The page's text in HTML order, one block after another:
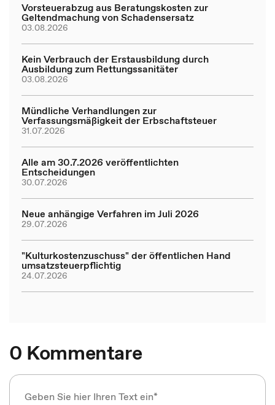
Vorsteuerabzug aus Beratungskosten zur
Geltendmachung von Schadensersatz
03.08.2026
Kein Verbrauch der Erstausbildung durch
Ausbildung zum Rettungssanitäter
03.08.2026
Mündliche Verhandlungen zur
Verfassungsmäßigkeit der Erbschaftsteuer
31.07.2026
Alle am 30.7.2026 veröffentlichten
Entscheidungen
30.07.2026
Neue anhängige Verfahren im Juli 2026
29.07.2026
"Kulturkostenzuschuss" der öffentlichen Hand
umsatzsteuerpflichtig
24.07.2026
0 Kommentare